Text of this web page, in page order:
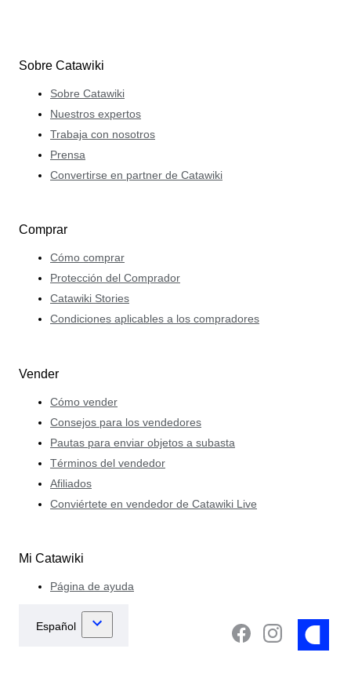
Sobre Catawiki
Sobre Catawiki
Nuestros expertos
Trabaja con nosotros
Prensa
Convertirse en partner de Catawiki
Comprar
Cómo comprar
Protección del Comprador
Catawiki Stories
Condiciones aplicables a los compradores
Vender
Cómo vender
Consejos para los vendedores
Pautas para enviar objetos a subasta
Términos del vendedor
Afiliados
Conviértete en vendedor de Catawiki Live
Mi Catawiki
Página de ayuda